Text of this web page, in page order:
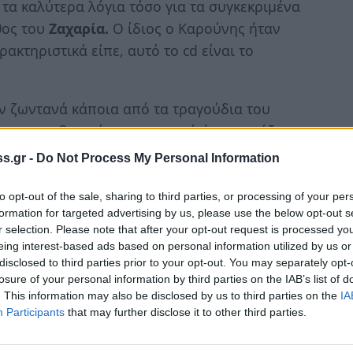
- Do Not Process My Personal Information
opt-out of the sale, sharing to third parties, or processing of your
for targeted advertising by us, please use the below opt-out
selection. Please note that after your opt-out request is processed
interest-based ads based on personal information utilized by us
to third parties prior to your opt-out. You may separately
of your personal information by third parties on the IAB’s list of
This information may also be disclosed by us to third parties on the
Participants that may further disclose it to other third parties.
καλύτερα λόγια τόσο για τα συγκεκριμένα
του Ζαχαρία. Ο ίδιος ο Καρούνης ήταν
είπε, αυτό το cd είναι το
κάποια από τα τραγούδια του
παραβρισκόμενους, αφού ήταν αντάξια
– και δημιουργό, μια και
-. Δεν είναι εύκολο να
συμπληρώνει το άλλο. Ήχοι με
φυσικό ήχο και γενικά, τραγούδια που
στη φωνή του Ζαχαρία. «Τα υλικά των
δουλειά, η οποία φαίνεται
πολύ μεράκι από όλους τους
στίχους έχουν γράψει ο Μιχάλης